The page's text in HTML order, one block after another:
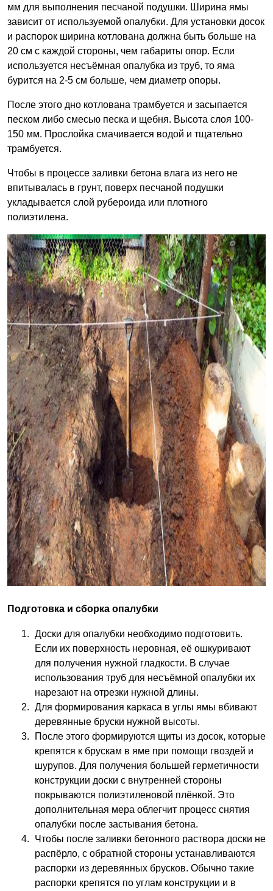
мм для выполнения песчаной подушки. Ширина ямы
зависит от используемой опалубки. Для установки досок
и распорок ширина котлована должна быть больше на
20 см с каждой стороны, чем габариты опор. Если
используется несъёмная опалубка из труб, то яма
бурится на 2-5 см больше, чем диаметр опоры.
После этого дно котлована трамбуется и засыпается
песком либо смесью песка и щебня. Высота слоя 100-
150 мм. Прослойка смачивается водой и тщательно
трамбуется.
Чтобы в процессе заливки бетона влага из него не
впитывалась в грунт, поверх песчаной подушки
укладывается слой рубероида или плотного
полиэтилена.
Подготовка и сборка опалубки
Доски для опалубки необходимо подготовить.
Если их поверхность неровная, её ошкуривают
для получения нужной гладкости. В случае
использования труб для несъёмной опалубки их
нарезают на отрезки нужной длины.
Для формирования каркаса в углы ямы вбивают
деревянные бруски нужной высоты.
После этого формируются щиты из досок, которые
крепятся к брускам в яме при помощи гвоздей и
шурупов. Для получения большей герметичности
конструкции доски с внутренней стороны
покрываются полиэтиленовой плёнкой. Это
дополнительная мера облегчит процесс снятия
опалубки после застывания бетона.
Чтобы после заливки бетонного раствора доски не
распёрло, с обратной стороны устанавливаются
распорки из деревянных брусков. Обычно такие
распорки крепятся по углам конструкции и в